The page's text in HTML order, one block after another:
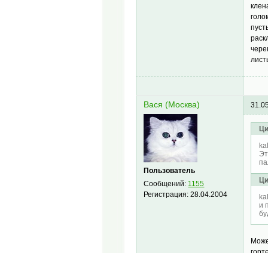
Вася (Москва)
Пользователь
Сообщений: 1155
Регистрация:28.04.2004
и